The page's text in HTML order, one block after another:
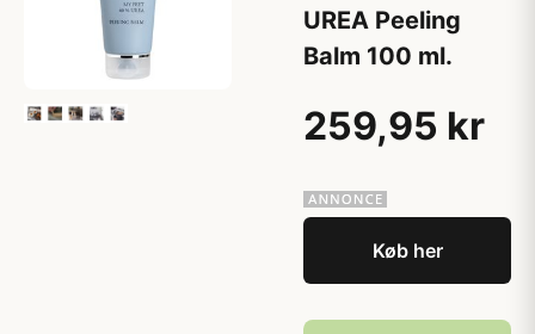
UREA Peeling
Balm 100 ml.
259,95 kr
Køb her